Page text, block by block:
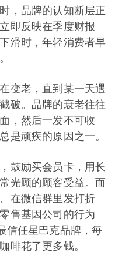
，品牌的认知断层正
即反映在季度财报
滑时，年轻消费者早
变老，直到某一天遇
破。品牌的衰老往往
，然后一发不可收
是顽疾的原因之一。
鼓励买会员卡，用长
光顾的顾客受益。而
在微信群里发打折
售基因公司的行为
任星巴克品牌，每
啡花了更多钱。